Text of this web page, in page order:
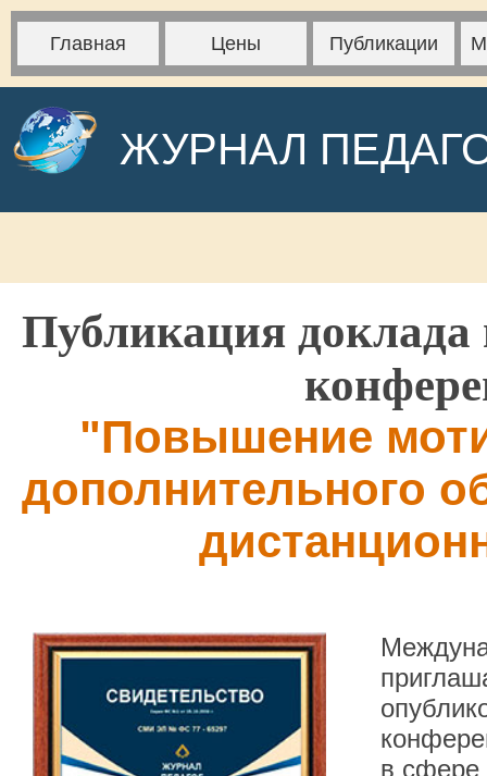
Главная Цены Публикации
ЖУРНАЛ
Публикация доклада
"Повышение
дополнительного
в сфере